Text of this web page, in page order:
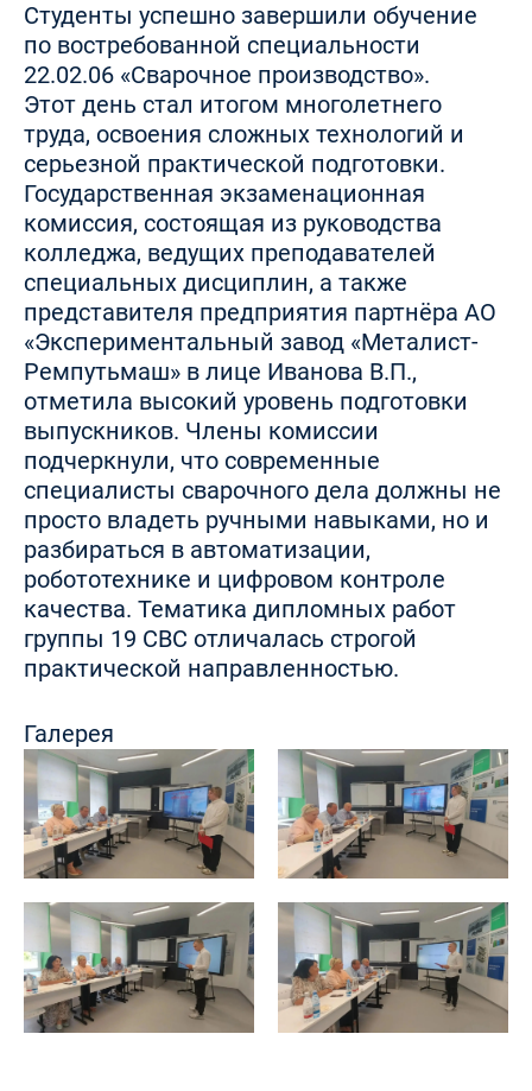
Студенты успешно завершили обучение
по востребованной специальности
22.02.06 «Сварочное производство».
Этот день стал итогом многолетнего
труда, освоения сложных технологий и
серьезной практической подготовки.
Государственная экзаменационная
комиссия, состоящая из руководства
колледжа, ведущих преподавателей
специальных дисциплин, а также
представителя предприятия партнёра АО
«Экспериментальный завод «Металист-
Ремпутьмаш» в лице Иванова В.П.,
отметила высокий уровень подготовки
выпускников. Члены комиссии
подчеркнули, что современные
специалисты сварочного дела должны не
просто владеть ручными навыками, но и
разбираться в автоматизации,
робототехнике и цифровом контроле
качества. Тематика дипломных работ
группы 19 СВС отличалась строгой
практической направленностью.
Галерея